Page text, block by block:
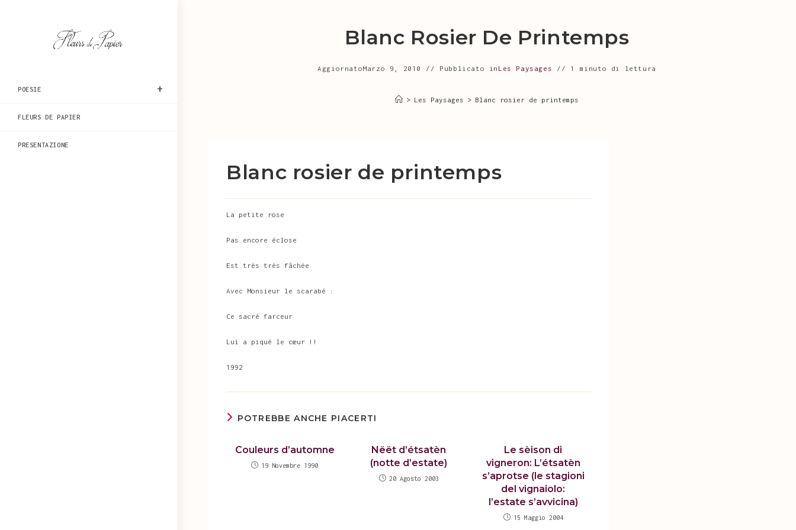
POESIE
FLEURS DE PAPIER
PRESENTAZIONE
Blanc Rosier De Printemps
AggiornatoMarzo 9, 2010 Pubblicato in Les Paysages 1 minuto di lettura
> Les Paysages > Blanc rosier de printemps
Blanc rosier de printemps
La petite rose
Pas encore éclose
Est très très fâchée
Avec Monsieur le scarabé :
Ce sacré farceur
Lui a piqué le cœur !!
1992
POTREBBE ANCHE PIACERTI
Couleurs d’automne
19 Novembre 1990
Nëët d’étsatèn
(notte d’estate)
20 Agosto 2003
Le sèison di
vigneron: L’étsatèn
s’aprotse (le stagioni
del vignaiolo:
l’estate s’avvicina)
15 Maggio 2004